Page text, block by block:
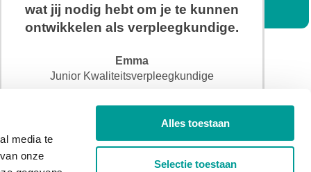
media te
onze
Alles toestaan
Selectie toestaan
wat jij nodig hebt om je te kunnen
ontwikkelen als verpleegkundige.
Emma
Junior Kwaliteitsverpleegkundige